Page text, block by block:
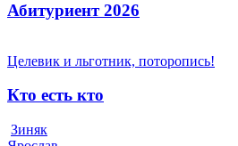
Абитуриент 2026
Целевик и льготник, поторопись!
Кто есть кто
Зиняк